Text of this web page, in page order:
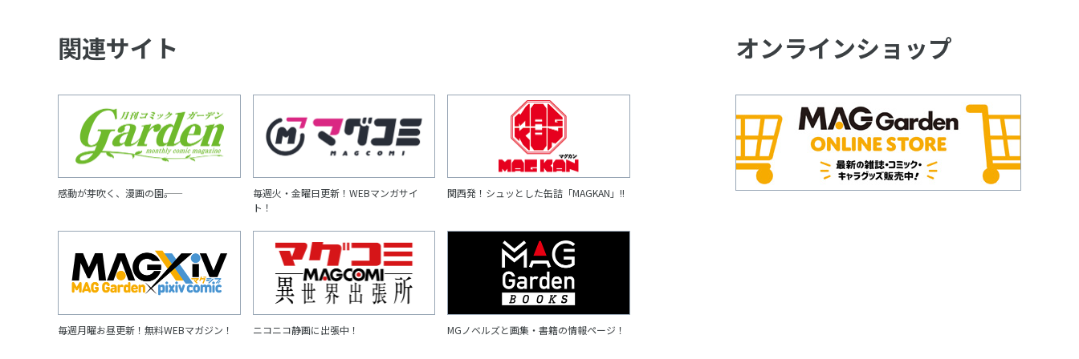
関連サイト
感動が芽吹く、漫画の園――。
毎週火・金曜日更新！WEBマンガサイ
ト！
関西発！シュッとした缶詰「MAGKAN」!!
毎週月曜お昼更新！無料WEBマガジン！ ニコニコ静画に出張中！ MGノベルズと画集・書籍の情報ページ！
オンラインショップ